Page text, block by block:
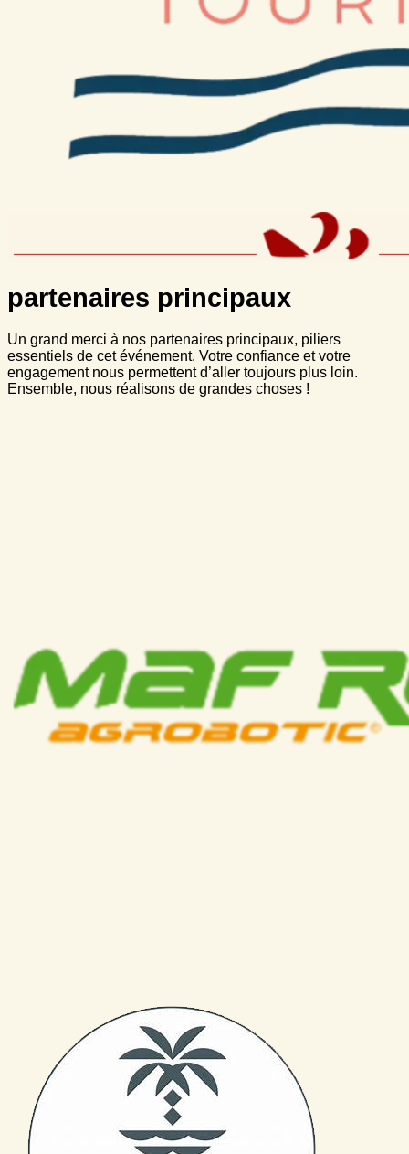
partenaires principaux
Un grand merci à nos partenaires principaux, piliers
essentiels de cet événement. Votre confiance et votre
engagement nous permettent d’aller toujours plus loin.
Ensemble, nous réalisons de grandes choses !